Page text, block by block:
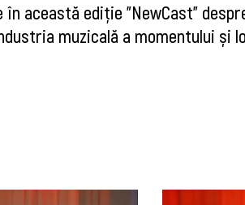
această ediție "NewCast"
muzicală a momentului și